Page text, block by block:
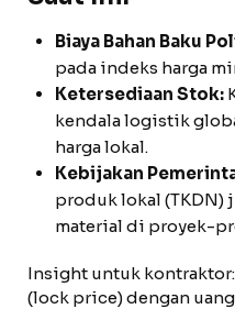
Biaya Bahan Baku
pada indeks harga
Ketersediaan Stok:
kendala logistik
harga lokal.
Kebijakan
produk lokal
material di proyek-
Insight untuk
(lock price) dengan